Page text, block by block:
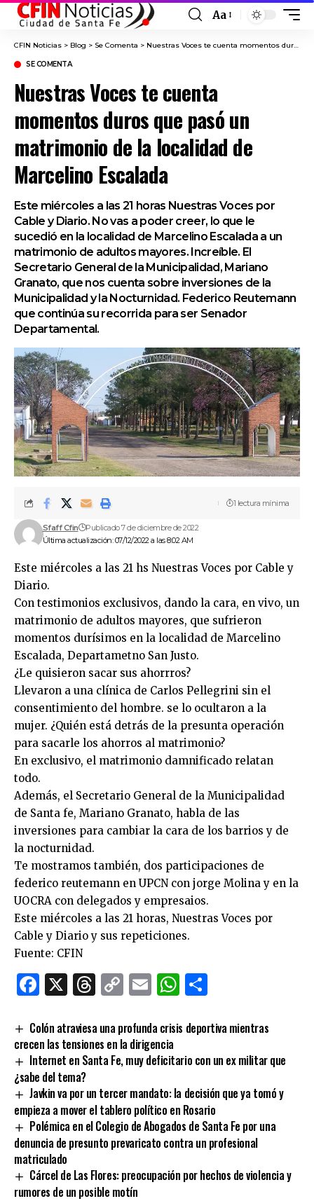
Font
Aa
CFIN Noticias > Blog > Se Comenta > Nuestras Voces te cuenta momentos duros que pasó un matrimonio de la localidad de Marcelino Escalada
SE COMENTA
Nuestras Voces te cuenta
momentos duros que pasó un
matrimonio de la localidad de
Marcelino Escalada
Este miércoles a las 21 horas Nuestras Voces por
Cable y Diario. No vas a poder creer, lo que le
sucedió en la localidad de Marcelino Escalada a un
matrimonio de adultos mayores. Increíble. El
Secretario General de la Municipalidad, Mariano
Granato, que nos cuenta sobre inversiones de la
Municipalidad y la Nocturnidad. Federico Reutemann
que continúa su recorrida para ser Senador
Departamental.
Última actualización: 07/12/2022 a las 8:02 AM
Sfaff Cfin Publicado 7 de diciembre de 2022
1 lectura mínima
Este miércoles a las 21 hs Nuestras Voces por Cable y
Diario.
Con testimonios exclusivos, dando la cara, en vivo, un
matrimonio de adultos mayores, que sufrieron
momentos durísimos en la localidad de Marcelino
Escalada, Departametno San Justo.
¿Le quisieron sacar sus ahorrros?
Llevaron a una clínica de Carlos Pellegrini sin el
consentimiento del hombre. se lo ocultaron a la
mujer. ¿Quién está detrás de la presunta operación
para sacarle los ahorros al matrimonio?
En exclusivo, el matrimonio damnificado relatan
todo.
Además, el Secretario General de la Municipalidad
de Santa fe, Mariano Granato, habla de las
inversiones para cambiar la cara de los barrios y de
la nocturnidad.
Te mostramos también, dos participaciones de
federico reutemann en UPCN con jorge Molina y en la
UOCRA con delegados y empresaios.
Este miércoles a las 21 horas, Nuestras Voces por
Cable y Diario y sus repeticiones.
Fuente: CFIN
Facebook
X Threads
CopyEmailWhatsApp
Colón atraviesa una profunda crisis deportiva mientras
crecen las tensiones en la dirigencia
Internet en Santa Fe, muy deficitario con un ex militar que
¿sabe del tema?
Javkin va por un tercer mandato: la decisión que ya tomó y
empieza a mover el tablero político en Rosario
Polémica en el Colegio de Abogados de Santa Fe por una
denuncia de presunto prevaricato contra un profesional
matriculado
Cárcel de Las Flores: preocupación por hechos de violencia y
rumores de un posible motín